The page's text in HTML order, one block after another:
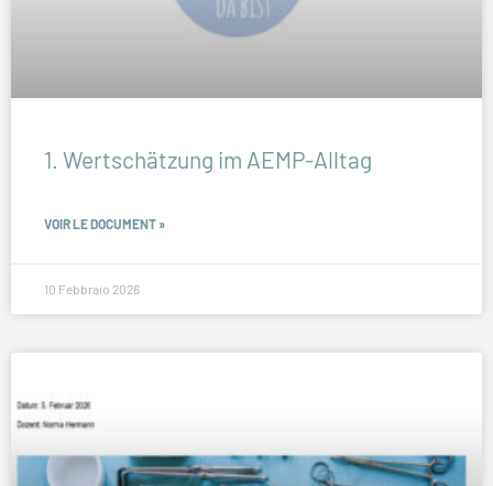
1. Wertschätzung im AEMP-Alltag
VOIR LE DOCUMENT »
10 Febbraio 2026